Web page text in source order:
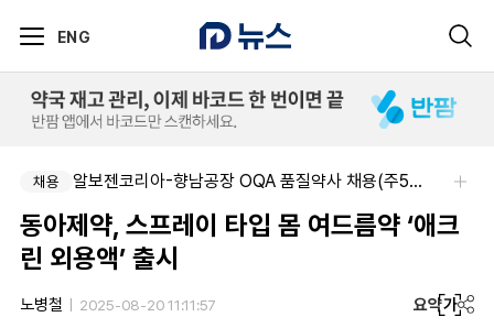
ENG
채용 알보젠코리아-향남공장 OQA 품질약사 채용(주5일/파트타임 가능)
동아제약, 스프레이 타입 몸 여드름약 ‘애크
린 외용액’ 출시
노병철 2025-08-20 11:11:57 요약가